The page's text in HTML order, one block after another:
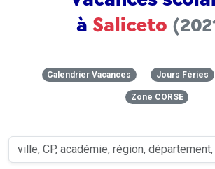
à Saliceto
Calendrier Vacances Jours Féries
Zone CORSE